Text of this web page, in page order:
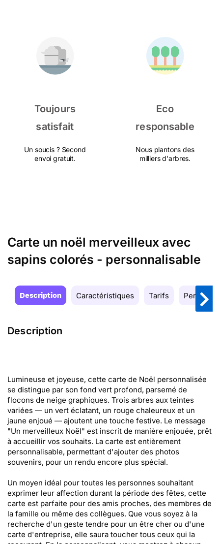
Toujours
satisfait
Un soucis ? Second
envoi gratuit.
Eco
responsable
Nous plantons des
milliers d'arbres.
Carte un noël merveilleux avec
sapins colorés - personnalisable
Description Caractéristiques Tarifs
Description
Lumineuse et joyeuse, cette carte de Noël personnalisée
se distingue par son fond vert profond, parsemé de
flocons de neige graphiques. Trois arbres aux teintes
variées — un vert éclatant, un rouge chaleureux et un
jaune enjoué — ajoutent une touche festive. Le message
"Un merveilleux Noël" est inscrit de manière enjouée, prêt
à accueillir vos souhaits. La carte est entièrement
personnalisable, permettant d'ajouter des photos
souvenirs, pour un rendu encore plus spécial.
Un moyen idéal pour toutes les personnes souhaitant
exprimer leur affection durant la période des fêtes, cette
carte est parfaite pour des amis proches, des membres de
la famille ou même des collègues. Que vous soyez à la
recherche d'un geste tendre pour un être cher ou d'une
carte d'entreprise, elle saura toucher tous ceux qui la